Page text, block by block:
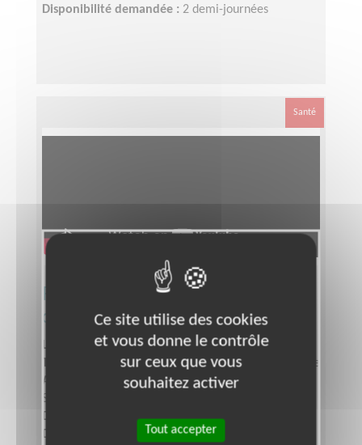
Disponibilité demandée : 2 demi-journées
Santé
Responsable départemental
d’équipe bénévole Téléthon
Lieu :
SEINE-SAINT-DENIS (93)
Responsable associatif, Coordinateur d'équipe
Association :
AFM - Coordination Téléthon - Seine-
Saint-Denis
Date :
Tout le temps
Disponibilité demandée :Entre 6 à 12 heures par
Ce site utilise des cookies
et vous donne le contrôle
sur ceux que vous
souhaitez activer
Tout accepter